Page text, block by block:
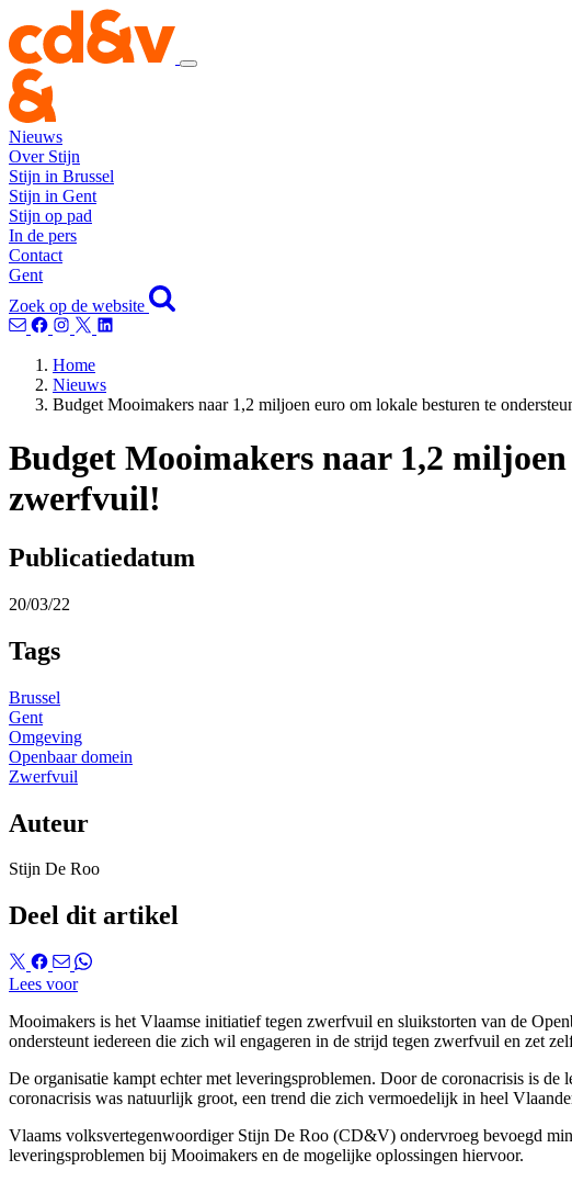
Nieuws
Over Stijn
Stijn in Brussel
Stijn in Gent
Stijn op pad
In de pers
Contact
Gent
Zoek op de website
Home
Nieuws
Budget Mooimakers naar 1,2 miljoen euro om lokale besturen te
Budget Mooimakers naar 1,2
zwerfvuil!
Publicatiedatum
20/03/22
Tags
Brussel
Gent
Omgeving
Openbaar domein
Zwerfvuil
Auteur
Stijn De Roo
Deel dit artikel
Lees voor
Mooimakers is het Vlaamse initiatief tegen zwerfvuil en sluikstorten van de
ondersteunt iedereen die zich wil engageren in de strijd tegen zwerfvuil en zet
De organisatie kampt echter met leveringsproblemen. Door de coronacrisis is
coronacrisis was natuurlijk groot, een trend die zich vermoedelijk in heel
Vlaams volksvertegenwoordiger Stijn De Roo (CD&V) ondervroeg bevoegd
leveringsproblemen bij Mooimakers en de mogelijke oplossingen hiervoor.